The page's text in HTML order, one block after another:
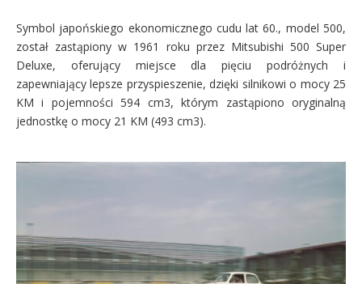
Symbol japońskiego ekonomicznego cudu lat 60., model 500,
został zastąpiony w 1961 roku przez Mitsubishi 500 Super
Deluxe, oferujący miejsce dla pięciu podróżnych i
zapewniający lepsze przyspieszenie, dzięki silnikowi o mocy 25
KM i pojemności 594 cm3, którym zastąpiono oryginalną
jednostkę o mocy 21 KM (493 cm3).